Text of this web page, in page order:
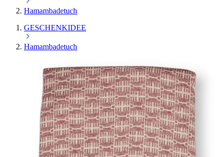
Hamambadetuch
GESCHENKIDEE
Hamambadetuch